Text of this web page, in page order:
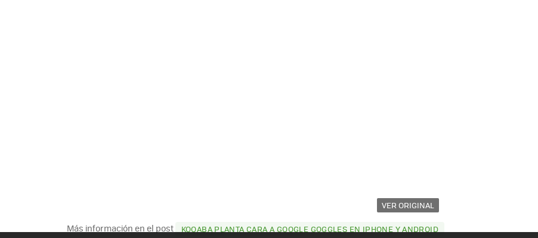
VER ORIGINAL
Más información en el post KOOABA PLANTA CARA A GOOGLE GOGGLES EN IPHONE Y ANDROID